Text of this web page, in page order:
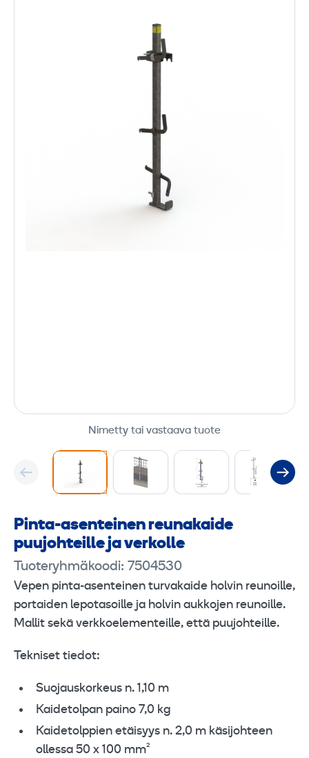
Nimetty tai vastaava tuote
Pinta-asenteinen reunakaide
puujohteille ja verkolle
Tuoteryhmäkoodi: 7504530
Vepen pinta-asenteinen turvakaide holvin reunoille,
portaiden lepotasoille ja holvin aukkojen reunoille.
Mallit sekä verkkoelementeille, että puujohteille.
Tekniset tiedot:
Suojauskorkeus n. 1,10 m
Kaidetolpan paino 7,0 kg
Kaidetolppien etäisyys n. 2,0 m käsijohteen
ollessa 50 x 100 mm²